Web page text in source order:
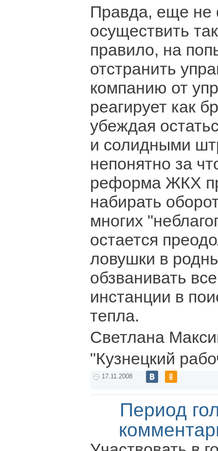
Правда, еще не
осуществить
правило, на
отстранить
компанию от
реагирует как
убеждая
и солидными
непонятно за
реформа ЖКХ
набирать
многих
остается
ловушки в
обзванивать
инстанции в
тепла.
Светлана
"Кузнецкий
17.11.2008
Период